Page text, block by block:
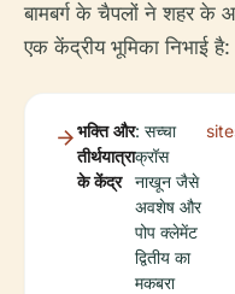
बामबर्ग के चैपलों ने शहर के
एक केंद्रीय भूमिका निभाई है:
भक्ति और
तीर्थयात्रा
के केंद्र
: सच्चा
क्रॉस
नाखून जैसे
अवशेष और
पोप क्लेमेंट
द्वितीय का
मकबरा